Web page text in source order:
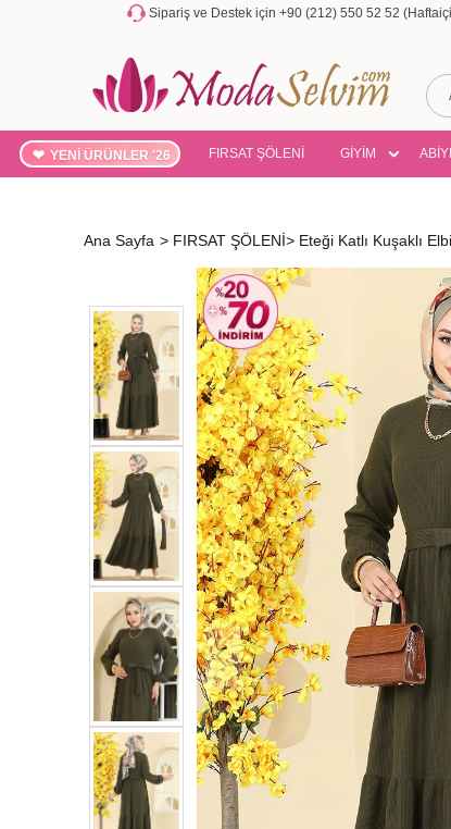
Sipariş ve Destek için +90 (212) 550 52 52
YENİ ÜRÜNLER '26 FIRSAT ŞÖLENİ GİYİM
Ana Sayfa > FIRSAT ŞÖLENİ> Eteği Katlı Kuşaklı